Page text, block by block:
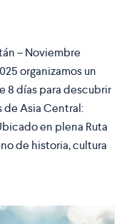
– Noviembre
organizamos un
8 días para descubrir
de Asia Central:
en plena Ruta
de historia, cultura